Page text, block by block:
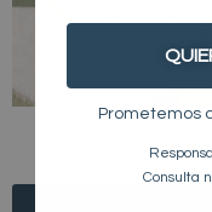
DESDE 8,10 €
Prometemos
Consulta